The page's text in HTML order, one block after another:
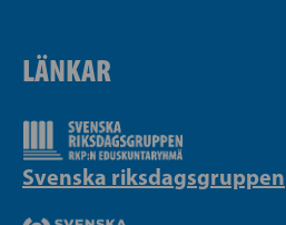
LÄNKAR
Svenska riksdagsgruppen